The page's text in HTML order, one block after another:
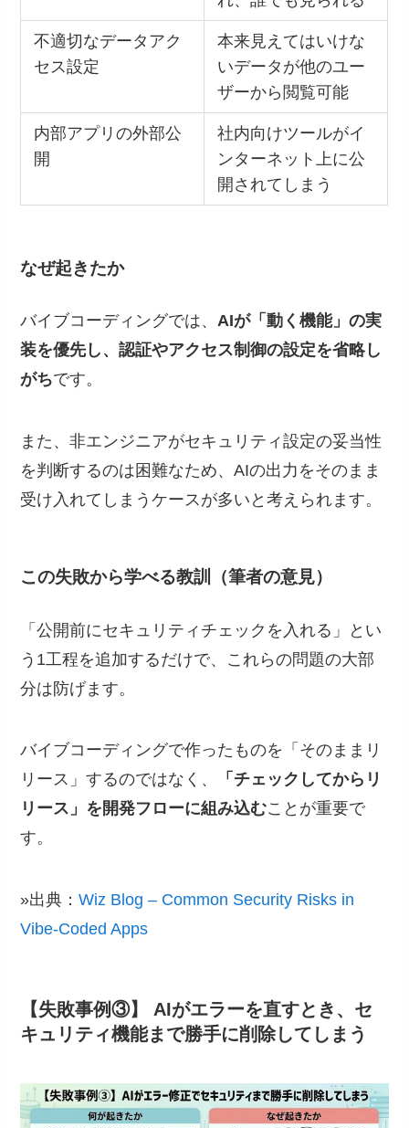
不適切なデータアク
セス設定
本来見えてはいけな
いデータが他のユー
ザーから閲覧可能
内部アプリの外部公
開
社内向けツールがイ
ンターネット上に公
開されてしまう
なぜ起きたか
バイブコーディングでは、AIが「動く機能」の実
装を優先し、認証やアクセス制御の設定を省略し
がちです。
また、非エンジニアがセキュリティ設定の妥当性
を判断するのは困難なため、AIの出力をそのまま
受け入れてしまうケースが多いと考えられます。
この失敗から学べる教訓（筆者の意見）
「公開前にセキュリティチェックを入れる」とい
う1工程を追加するだけで、これらの問題の大部
分は防げます。
バイブコーディングで作ったものを「そのままリ
リース」するのではなく、
「チェックしてからリ
リース」を開発フローに組み込むことが重要で
す。
»出典：Wiz Blog – Common Security Risks in
Vibe-Coded Apps
【失敗事例③】 AIがエラーを直すとき、セ
キュリティ機能まで勝手に削除してしまう